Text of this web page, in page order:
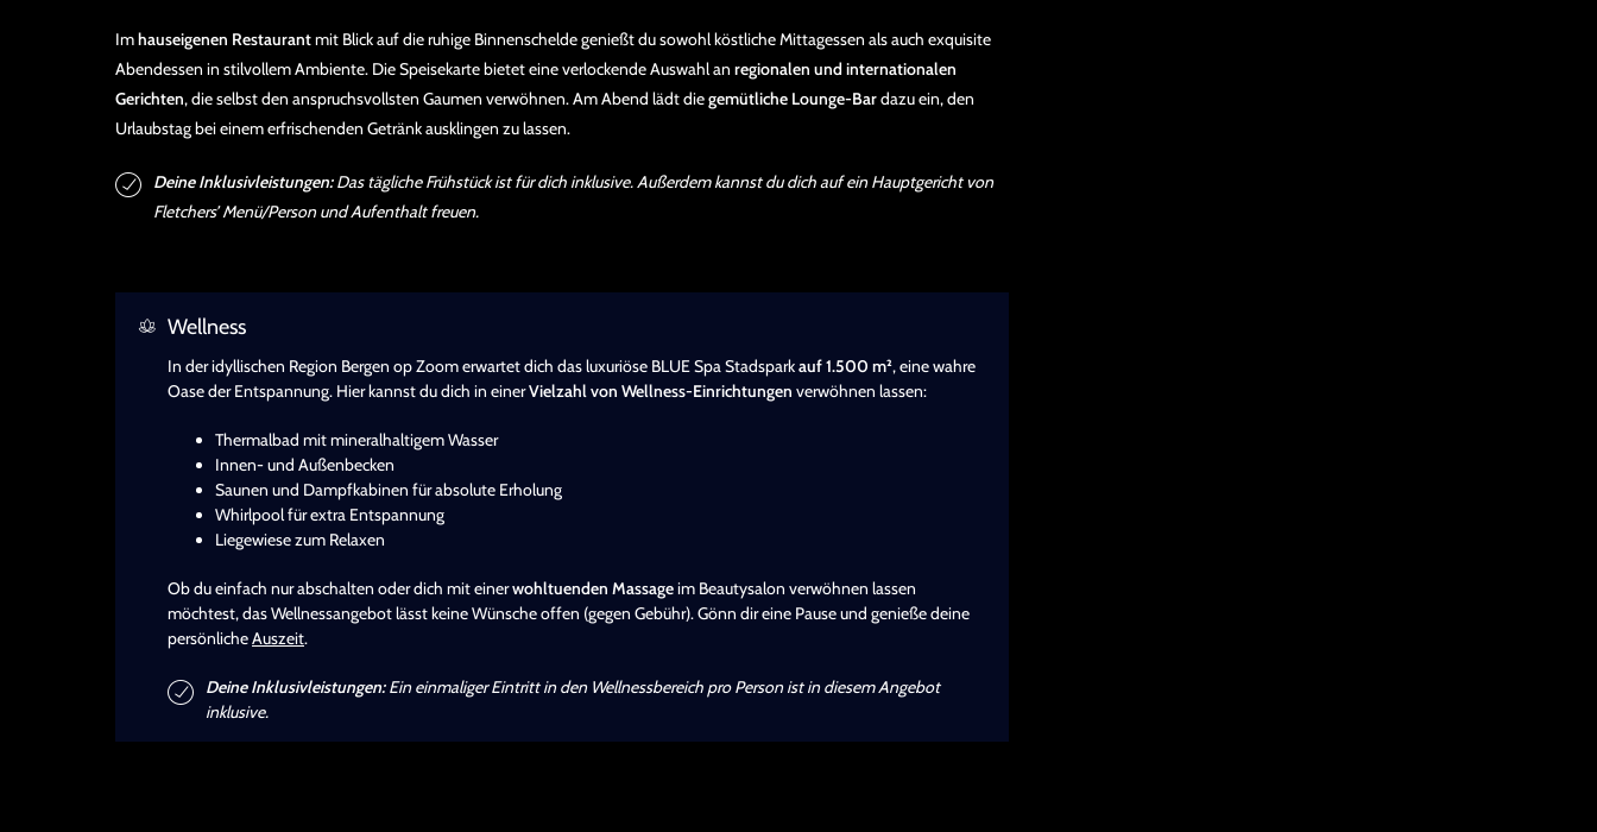
Imhauseigenen Restaurantmit Blick auf die ruhige Binnenschelde genießt du sowohl köstliche Mittagessen als auch exquisite
Abendessen in stilvollem Ambiente. Die Speisekarte bietet eine verlockende Auswahl an regionalen und internationalen
Gerichten, die selbst den anspruchsvollsten Gaumen verwöhnen. Am Abend lädt diegemütliche Lounge-Bardazu ein, den
Urlaubstag bei einem erfrischenden Getränk ausklingen zu lassen.
Deine Inklusivleistungen:Das tägliche Frühstück ist für dich inklusive. Außerdem kannst du dich auf ein Hauptgericht von
Fletchers’ Menü/Person und Aufenthalt freuen.
Wellness
In der idyllischen Region Bergen op Zoom erwartet dich das luxuriöse BLUE Spa Stadsparkauf 1.500 m², eine wahre
Oase der Entspannung. Hier kannst du dich in einerVielzahl von Wellness-Einrichtungen verwöhnen lassen:
Thermalbad mit mineralhaltigem Wasser
Innen- und Außenbecken
Saunen und Dampfkabinen für absolute Erholung
Whirlpool für extra Entspannung
Liegewiese zum Relaxen
Ob du einfach nur abschalten oder dich mit einerwohltuenden Massageim Beautysalon verwöhnen lassen
möchtest, das Wellnessangebot lässt keine Wünsche offen (gegen Gebühr). Gönn dir eine Pause und genieße deine
persönlicheAuszeit.
Deine Inklusivleistungen:Ein einmaliger Eintritt in den Wellnessbereich pro Person ist in diesem Angebot
inklusive.